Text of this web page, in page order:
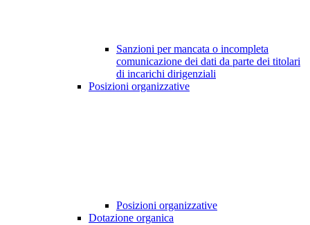
Sanzioni per mancata o incompleta
comunicazione dei dati da parte dei titolari
di incarichi dirigenziali
Posizioni organizzative
Posizioni organizzative
Dotazione organica